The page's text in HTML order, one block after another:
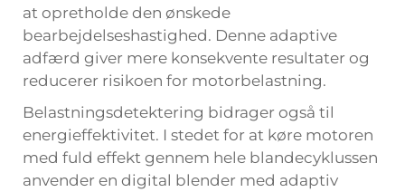
at opretholde den ønskede
bearbejdelseshastighed. Denne adaptive
adfærd giver mere konsekvente resultater og
reducerer risikoen for motorbelastning.
Belastningsdetektering bidrager også til
energieffektivitet. I stedet for at køre motoren
med fuld effekt gennem hele blandecyklussen
anvender en digital blender med adaptiv